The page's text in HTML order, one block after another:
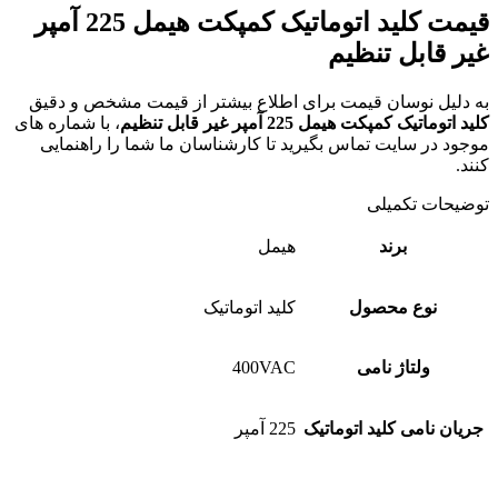
قیمت کلید اتوماتیک کمپکت هیمل 225 آمپر
غیر قابل تنظیم
به دلیل نوسان قیمت برای اطلاع بیشتر از قیمت مشخص و دقیق
کلید اتوماتیک کمپکت هیمل 225 آمپر غیر قابل تنظیم
، با شماره های
موجود در سایت تماس بگیرید تا کارشناسان ما شما را راهنمایی
کنند.
توضیحات تکمیلی
برند هیمل
نوع محصول کلید اتوماتیک
ولتاژ نامی 400VAC
جریان نامی کلید اتوماتیک 225 آمپر